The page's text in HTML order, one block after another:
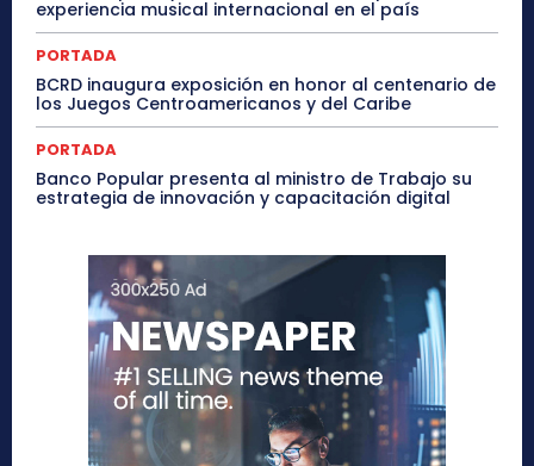
experiencia musical internacional en el país
PORTADA
BCRD inaugura exposición en honor al centenario de
los Juegos Centroamericanos y del Caribe
PORTADA
Banco Popular presenta al ministro de Trabajo su
estrategia de innovación y capacitación digital